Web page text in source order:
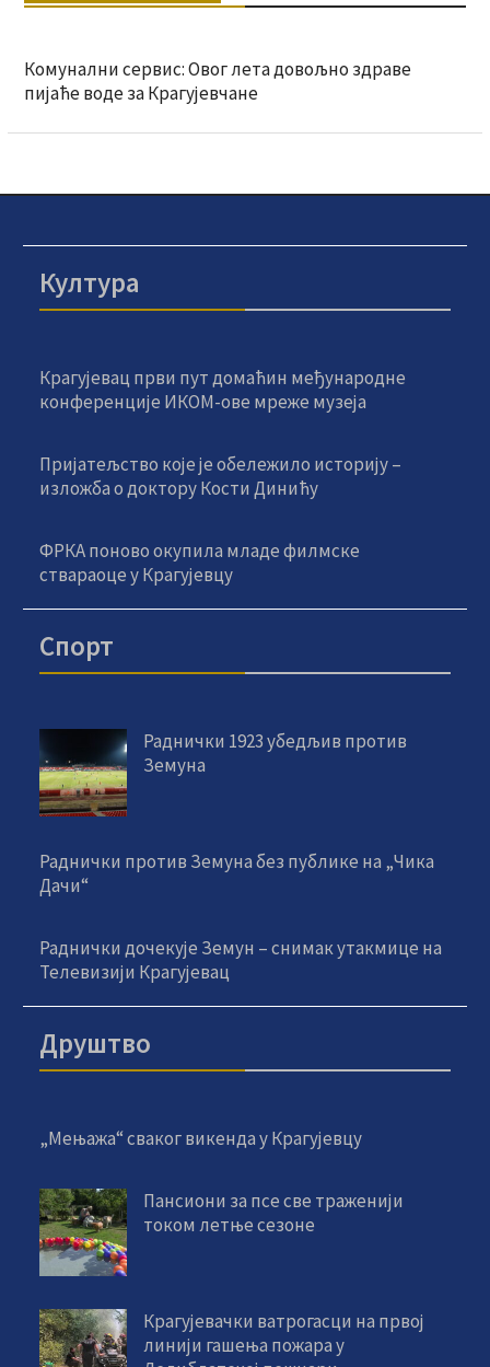
Комунални сервис: Овог лета довољно здраве
пијаће воде за Крагујевчане
Култура
Крагујевац први пут домаћин међународне
конференције ИКОМ-ове мреже музеја
Пријатељство које је обележило историју –
изложба о доктору Кости Динићу
ФРКА поново окупила младе филмске
ствараоце у Крагујевцу
Спорт
Раднички 1923 убедљив против
Земуна
Раднички против Земуна без публике на „Чика
Дачи“
Раднички дочекује Земун – снимак утакмице на
Телевизији Крагујевац
Друштво
„Мењажа“ сваког викенда у Крагујевцу
Пансиони за псе све траженији
током летње сезоне
Крагујевачки ватрогасци на првој
линији гашења пожара у